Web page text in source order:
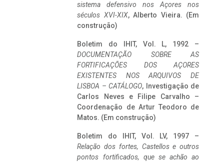
sistema defensivo nos Açores nos
séculos XVI-XIX, Alberto Vieira. (Em
construção)
Boletim do IHIT, Vol. L, 1992 –
DOCUMENTAÇÃO SOBRE AS
FORTIFICAÇÕES DOS AÇORES
EXISTENTES NOS ARQUIVOS DE
LISBOA – CATÁLOGO, Investigação de
Carlos Neves e Filipe Carvalho –
Coordenação de Artur Teodoro de
Matos. (Em construção)
Boletim do IHIT, Vol. LV, 1997 –
Relação dos fortes, Castellos e outros
pontos fortificados, que se achão ao